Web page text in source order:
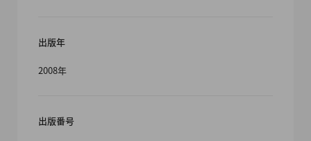
出版年
2008年
出版番号